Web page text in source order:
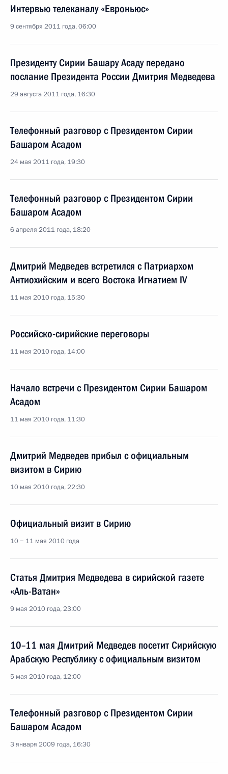
Интервью телеканалу «Евроньюс»
9 сентября 2011 года, 06:00
Президенту Сирии Башару Асаду передано
послание Президента России Дмитрия Медведева
29 августа 2011 года, 16:30
Телефонный разговор с Президентом Сирии
Башаром Асадом
24 мая 2011 года, 19:30
Телефонный разговор с Президентом Сирии
Башаром Асадом
6 апреля 2011 года, 18:20
Дмитрий Медведев встретился с Патриархом
Антиохийским и всего Востока Игнатием IV
11 мая 2010 года, 15:30
Российско-сирийские переговоры
11 мая 2010 года, 14:00
Начало встречи с Президентом Сирии Башаром
Асадом
11 мая 2010 года, 11:30
Дмитрий Медведев прибыл с официальным
визитом в Сирию
10 мая 2010 года, 22:30
Официальный визит в Сирию
10 − 11 мая 2010 года
Статья Дмитрия Медведева в сирийской газете
«Аль-Ватан»
9 мая 2010 года, 23:00
10–11 мая Дмитрий Медведев посетит Сирийскую
Арабскую Республику с официальным визитом
5 мая 2010 года, 12:00
Телефонный разговор с Президентом Сирии
Башаром Асадом
3 января 2009 года, 16:30